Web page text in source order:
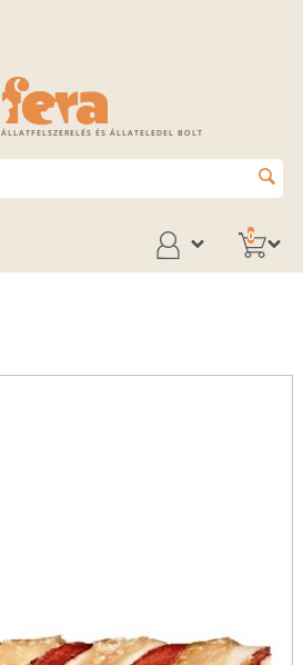
ÁLLATFELSZERELÉS ÉS ÁLLATELEDEL BOLT
0